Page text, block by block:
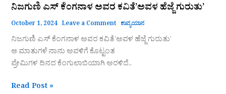
ನಿಜಗುಣಿ ಎಸ್ ಕೆಂಗನಾಳ ಅವರ ಕವಿತೆ’ಅವಳ ಹೆಜ್ಜೆ ಗುರುತು’
October 1, 2024 Leave a Comment ಕಾವ್ಯಯಾನ
ನಿಜಗುಣಿ ಎಸ್ ಕೆಂಗನಾಳ ಅವರ ಕವಿತೆ’ಅವಳ ಹೆಜ್ಜೆ ಗುರುತು’
ಆ ಮಾತುಗಳೆ ನಾನು ಅವಳಿಗೆ ಕೊಟ್ಟಂತ
ಪ್ರೇಮಿಗಳ ದಿನದ ಕೆಂಗುಲಾಬಿಯಾಗಿ ಅರಳಿದೆ..
Read Post »